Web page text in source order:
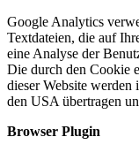
Google Analytics
Textdateien, die auf
eine Analyse der
Die durch den Cookie
dieser Website werden
den USA übertragen
Browser Plugin